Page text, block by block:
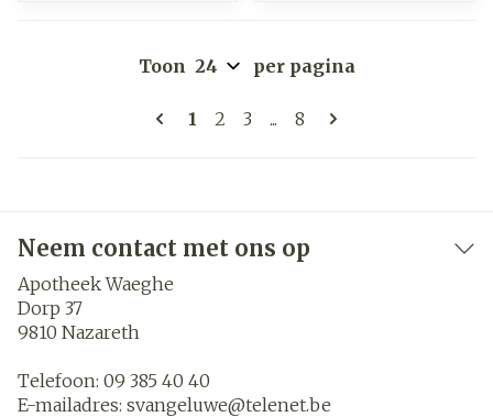
Pagina's
U lees momenteel pagina
1 Pagina
2 Pagina
3 ... Pagina
8
Toon per pagina
Neem contact met ons op
Apotheek Waeghe
Dorp 37
9810 Nazareth
Telefoon: 09 385 40 40
E-mailadres: svangeluwe@telenet.be